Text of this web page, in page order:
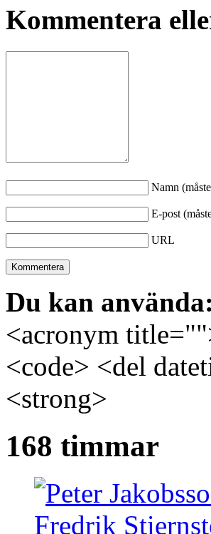
Kommentera
Namn
E-post
URL
Du kan använda:
<acronym
<code> <del
<strong>
168 timmar